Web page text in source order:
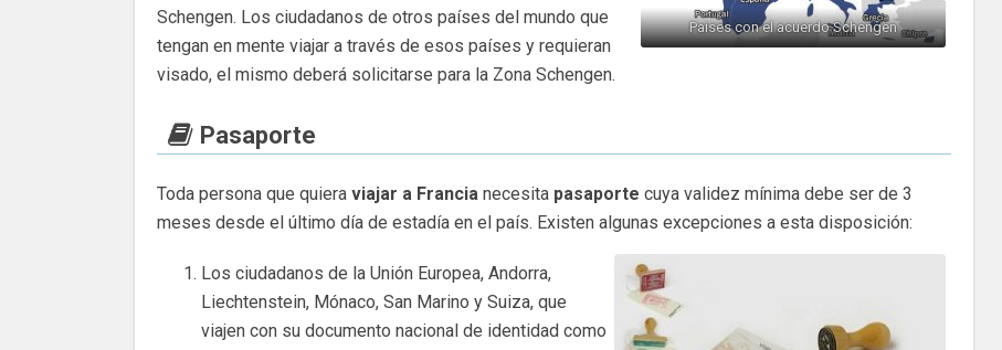
Paises con el acuerdo Schengen
Schengen. Los ciudadanos de otros países del mundo que
tengan en mente viajar a través de esos países y requieran
visado, el mismo deberá solicitarse para la Zona Schengen.
Pasaporte
Toda persona que quiera viajar a Francia necesita pasaporte cuya validez mínima debe ser de 3
meses desde el último día de estadía en el país. Existen algunas excepciones a esta disposición:
Los ciudadanos de la Unión Europea, Andorra,
Liechtenstein, Mónaco, San Marino y Suiza, que
viajen con su documento nacional de identidad como